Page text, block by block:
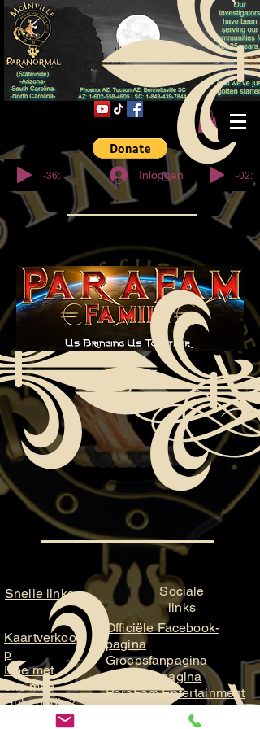
© Copyright
-36:27 Inloggen -02:32
Snelle links
Kaartverkoo
p
Doe met
ons mee
Hulp nodig?
Sociale
links
Officiële Facebook-
pagina
Groepsfanpagina
YouTube-pagina
ParaFam Entertainment
ParaFam Studios